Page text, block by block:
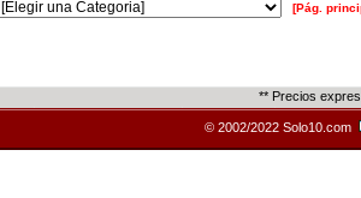
[Pág.
** Precios
© 2002/2022 Solo10.com